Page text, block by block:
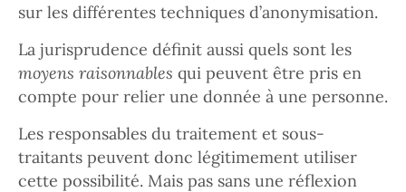
sur les différentes techniques d’anonymisation.
La jurisprudence définit aussi quels sont les
moyens raisonnables qui peuvent être pris en
compte pour relier une donnée à une personne.
Les responsables du traitement et sous-
traitants peuvent donc légitimement utiliser
cette possibilité. Mais pas sans une réflexion